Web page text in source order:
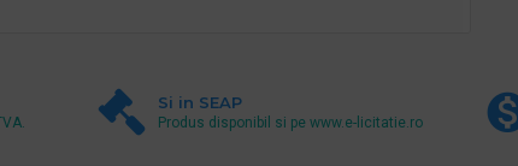
Si in SEAP
Produs disponibil si pe www.e-licitatie.ro